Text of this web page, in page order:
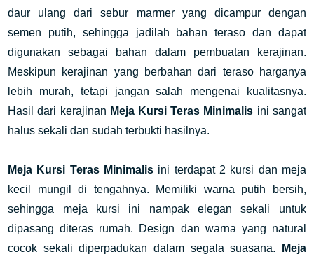
daur ulang dari sebur marmer yang dicampur dengan
semen putih, sehingga jadilah bahan teraso dan dapat
digunakan sebagai bahan dalam pembuatan kerajinan.
Meskipun kerajinan yang berbahan dari teraso harganya
lebih murah, tetapi jangan salah mengenai kualitasnya.
Hasil dari kerajinan Meja Kursi Teras Minimalis ini sangat
halus sekali dan sudah terbukti hasilnya.
Meja Kursi Teras Minimalis ini terdapat 2 kursi dan meja
kecil mungil di tengahnya. Memiliki warna putih bersih,
sehingga meja kursi ini nampak elegan sekali untuk
dipasang diteras rumah. Design dan warna yang natural
cocok sekali diperpadukan dalam segala suasana.
Meja